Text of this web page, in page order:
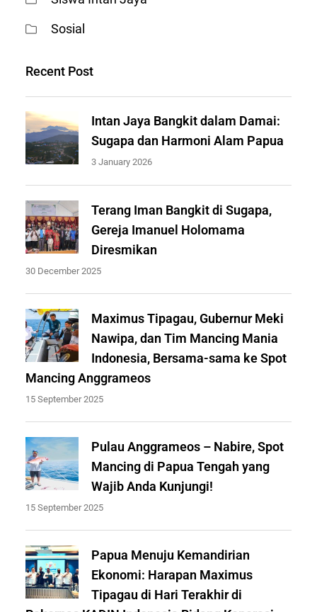
Sosial
Recent Post
Intan Jaya Bangkit dalam Damai:
Sugapa dan Harmoni Alam Papua
3 January 2026
Terang Iman Bangkit di Sugapa,
Gereja Imanuel Holomama
Diresmikan
30 December 2025
Maximus Tipagau, Gubernur Meki
Nawipa, dan Tim Mancing Mania
Indonesia, Bersama-sama ke Spot
Mancing Anggrameos
15 September 2025
Pulau Anggrameos – Nabire, Spot
Mancing di Papua Tengah yang
Wajib Anda Kunjungi!
15 September 2025
Papua Menuju Kemandirian
Ekonomi: Harapan Maximus
Tipagau di Hari Terakhir di